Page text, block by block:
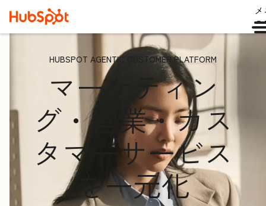
HUBSPOT AGENTIC CUSTOMER PLATFORM
マーケティン
グ・営業・カス
タマーサービス
を一元化